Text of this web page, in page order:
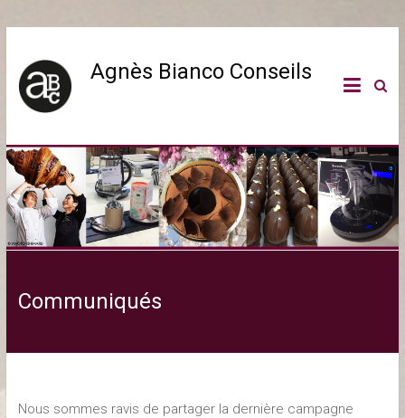
Agnès Bianco Conseils
Communiqués
Nous sommes ravis de partager la dernière campagne